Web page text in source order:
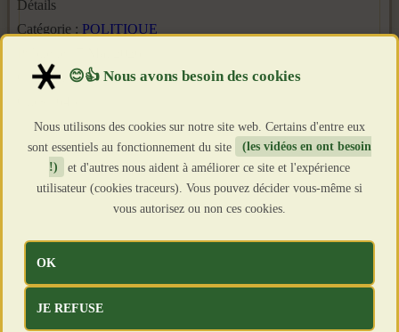
Détails
Catégorie : POLITIQUE
Création : 7 Mai 2026
Nous utilisons des cookies sur notre site web. Certains d'entre eux
sont essentiels au fonctionnement du site
(les vidéos en ont besoin
!)
et d'autres nous aident à améliorer ce site et l'expérience
utilisateur (cookies traceurs). Vous pouvez décider vous-même si
vous autorisez ou non ces cookies.
OK
JE REFUSE